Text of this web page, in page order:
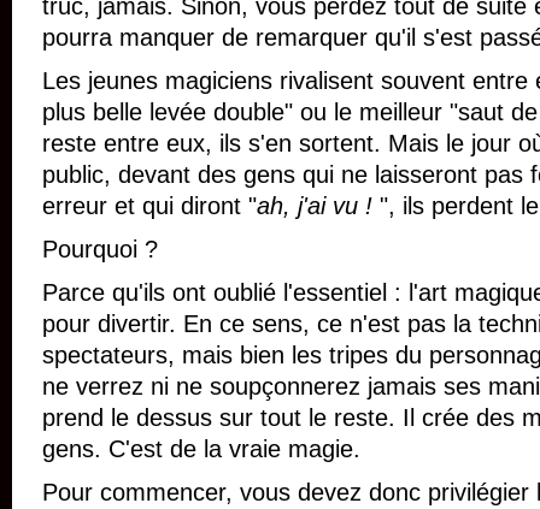
truc, jamais. Sinon, vous perdez tout de suite
pourra manquer de remarquer qu'il s'est
Les jeunes magiciens rivalisent souvent entre
plus belle levée double" ou le meilleur "saut
reste entre eux, ils s'en sortent. Mais le jour
public, devant des gens qui ne laisseront pas
erreur et qui diront "ah, j'ai vu ! ", ils perdent
Pourquoi ?
Parce qu'ils ont oublié l'essentiel : l'art
pour divertir. En ce sens, ce n'est pas la
spectateurs, mais bien les tripes du
ne verrez ni ne soupçonnerez jamais ses
prend le dessus sur tout le reste. Il crée des
gens. C'est de la vraie magie.
Pour commencer, vous devez donc